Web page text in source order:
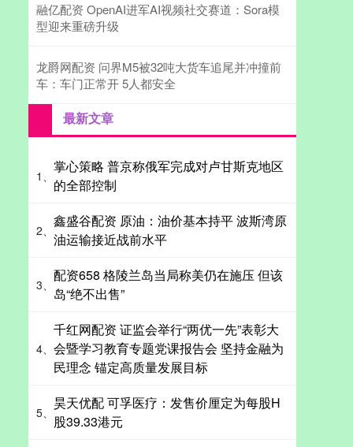
融亿配资 OpenAI进军AI视频社交赛道：Sora模
型迎来重磅升级
龙爵网配资 问界M5被32吨大货车追尾并冲撞前
车：车门正常开 5人都安全
最新文章
1、
掌心策略 普京称俄军完成对卢甘斯克地区
的全部控制
2、
鑫盛谷配资 原油：油价基本持平 波斯湾原
油运输接近战前水平
3、
配资658 格陵兰岛当局称美仍在施压 但该
岛“绝不出售”
4、
千红网配资 证监会举行“两优一先”表彰大
会暨学习教育专题党课报告会 坚持金融为
民理念 锚定高质量发展目标
5、
昊天优配 可孚医疗：发售价厘定为每股H
股39.33港元